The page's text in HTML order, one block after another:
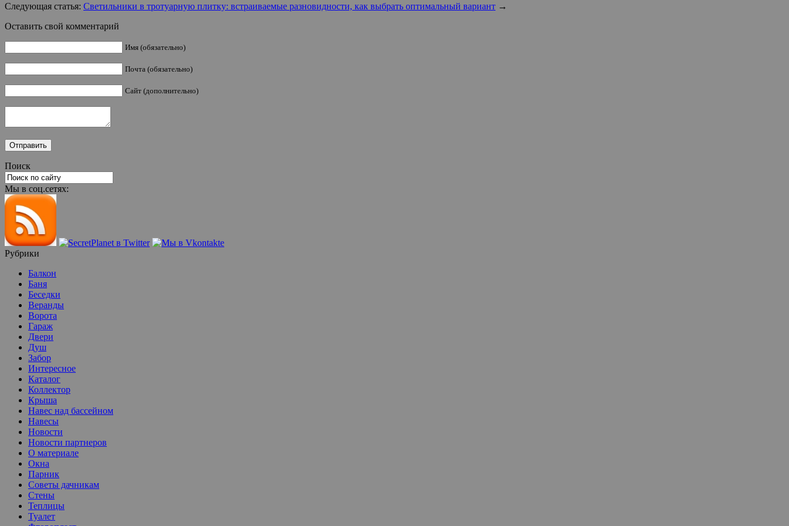
Следующая статья: Светильники в тротуарную плитку: встраиваемые разновидности, как выбрать оптимальный вариант →
Оставить свой комментарий
Имя (обязательно)
Почта (обязательно)
Сайт (дополнительно)
Поиск
Мы в соц.сетях:
Рубрики
Балкон
Баня
Беседки
Веранды
Ворота
Гараж
Двери
Душ
Забор
Интересное
Каталог
Коллектор
Крыша
Навес над бассейном
Навесы
Новости
Новости партнеров
О материале
Окна
Парник
Советы дачникам
Стены
Теплицы
Туалет